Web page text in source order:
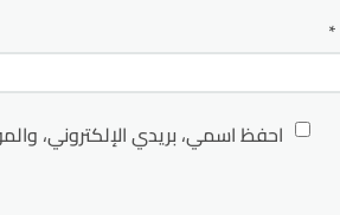
*
احفظ اسمي، بريدي الإلكتروني،